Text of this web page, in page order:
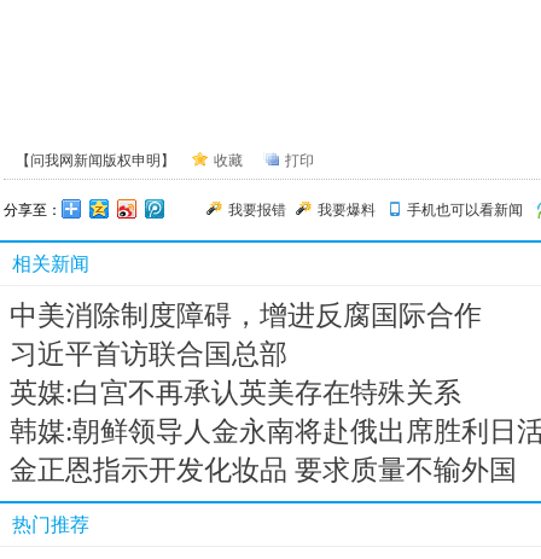
【问我网新闻版权申明】 收藏 打印
分享至： 我要报错 我要爆料 手机也可以看新闻
相关新闻
中美消除制度障碍，增进反腐国际合作
习近平首访联合国总部
英媒:白宫不再承认英美存在特殊关系
韩媒:朝鲜领导人金永南将赴俄出席胜利日
金正恩指示开发化妆品 要求质量不输外国
热门推荐